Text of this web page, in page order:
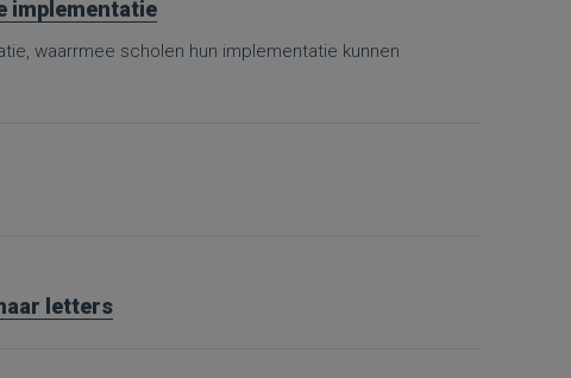
implementatie
waarrmee scholen hun implementatie kunnen
letters